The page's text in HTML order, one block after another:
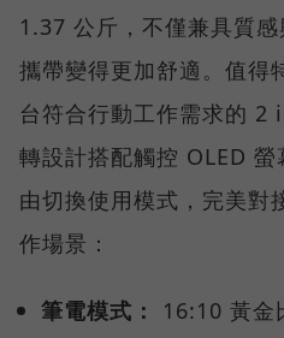
1.37 公斤，不僅兼具質
攜帶變得更加舒適。值得
台符合行動工作需求的
轉設計搭配觸控 OLED
由切換使用模式，完美對
作場景：
筆電模式：
16:10 黃金